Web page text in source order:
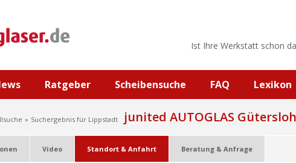
Ist Ihre Werkstatt schon
Ratgeber Scheibensuche FAQ Lexikon
Suchergebnis für Lippstadt junited AUTOGLAS
Video Standort & Anfahrt Beratung & Anfrage